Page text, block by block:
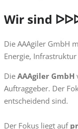
Wir sind
Die AAAgiler GmbH
Energie,
Die AAAgiler GmbH
Auftraggeber. Der
entscheidend sind.
Der Fokus liegt auf